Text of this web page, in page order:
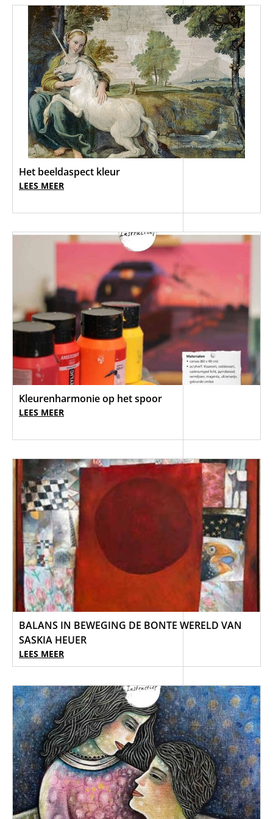
Het beeldaspect kleur
LEES MEER
Kleurenharmonie op het spoor
LEES MEER
BALANS IN BEWEGING DE BONTE WERELD VAN
SASKIA HEUER
LEES MEER